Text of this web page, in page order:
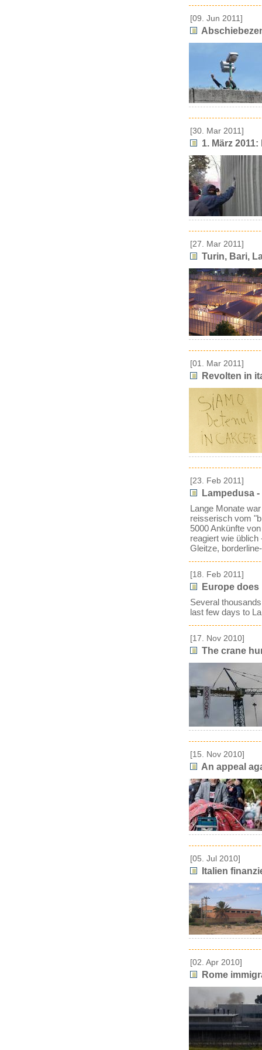
[09. Jun 2011]
[30. Mar 2011]
1. März
[27. Mar 2011]
Turin, Bari,
[01. Mar 2011]
Revolten in
[23. Feb 2011]
Lampedusa
Lange Monate
reisserisch vom
5000 Ankünfte
reagiert wie
Gleitze,
[18. Feb 2011]
Europe does
Several
last few days to
[17. Nov 2010]
The crane
[15. Nov 2010]
An appeal
[05. Jul 2010]
Italien
[02. Apr 2010]
Rome